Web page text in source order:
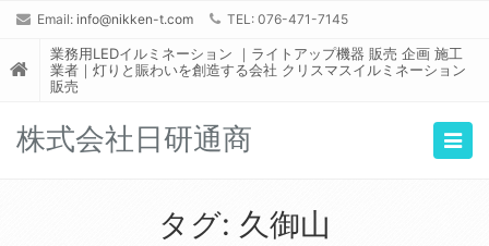
Email: info@nikken-t.com TEL: 076-471-7145
業務用LEDイルミネーション ｜ライトアップ機器 販売 企画 施工
業者｜灯りと賑わいを創造する会社 クリスマスイルミネーション
販売
株式会社日研通商
タグ: 久御山